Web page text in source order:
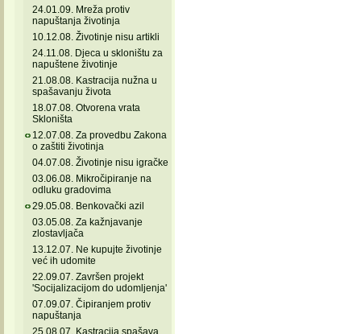
24.01.09. Mreža protiv
napuštanja životinja
10.12.08. Životinje nisu artikli
24.11.08. Djeca u skloništu za
napuštene životinje
21.08.08. Kastracija nužna u
spašavanju života
18.07.08. Otvorena vrata
Skloništa
12.07.08. Za provedbu Zakona
o zaštiti životinja
04.07.08. Životinje nisu igračke
03.06.08. Mikročipiranje na
odluku gradovima
29.05.08. Benkovački azil
03.05.08. Za kažnjavanje
zlostavljača
13.12.07. Ne kupujte životinje
već ih udomite
22.09.07. Završen projekt
'Socijalizacijom do udomljenja'
07.09.07. Čipiranjem protiv
napuštanja
25.08.07. Kastracija spašava